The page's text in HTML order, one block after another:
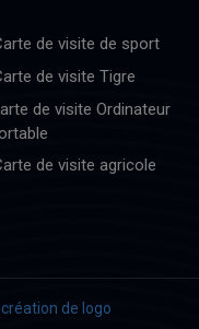
de visite de sport
de visite Tigre
de visite Ordinateur
de visite agricole
de logo